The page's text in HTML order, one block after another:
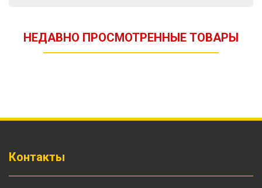
НЕДАВНО ПРОСМОТРЕННЫЕ ТОВАРЫ
Контакты